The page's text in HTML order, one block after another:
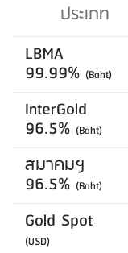
ประเภท
LBMA
99.99% (Baht)
InterGold
96.5% (Baht)
สมาคมฯ
96.5% (Baht)
Gold Spot
(USD)